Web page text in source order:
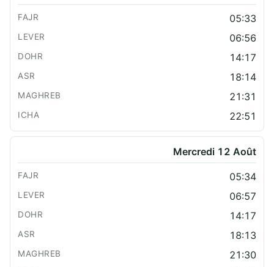
05:33
06:56
14:17
18:14
21:31
22:51
Mercredi 12 Août
05:34
06:57
14:17
18:13
21:30